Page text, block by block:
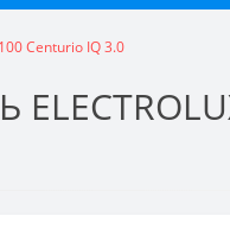
Centurio IQ 3.0